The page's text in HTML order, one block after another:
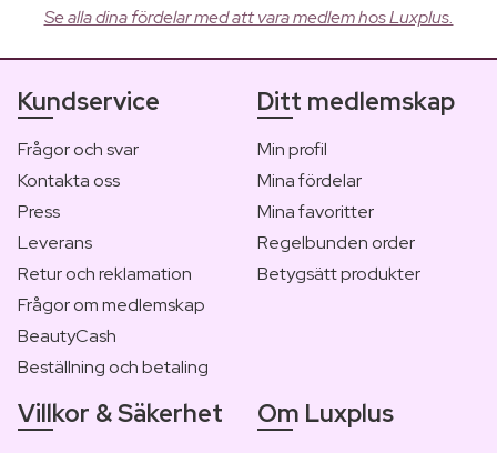
Se alla dina fördelar med att vara medlem hos Luxplus.
Kundservice
Frågor och svar
Kontakta oss
Press
Leverans
Retur och reklamation
Frågor om medlemskap
BeautyCash
Beställning och betaling
Ditt medlemskap
Min profil
Mina fördelar
Mina favoritter
Regelbunden order
Betygsätt produkter
Villkor & Säkerhet Om Luxplus